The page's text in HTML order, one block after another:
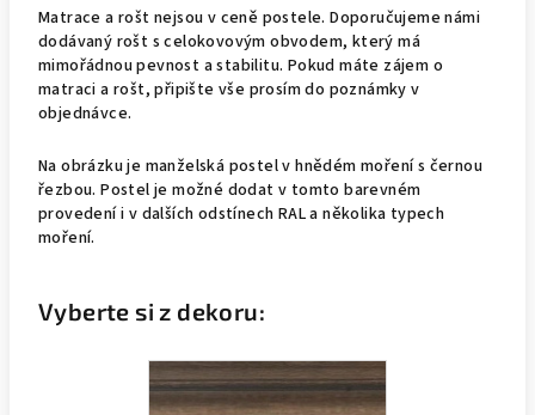
Matrace a rošt nejsou v ceně postele. Doporučujeme námi
dodávaný rošt s celokovovým obvodem, který má
mimořádnou pevnost a stabilitu. Pokud máte zájem o
matraci a rošt, připište vše prosím do poznámky v
objednávce.
Na obrázku je manželská postel v hnědém moření s černou
řezbou. Postel je možné dodat v tomto barevném
provedení i v dalších odstínech RAL a několika typech
moření.
Vyberte si z dekoru: